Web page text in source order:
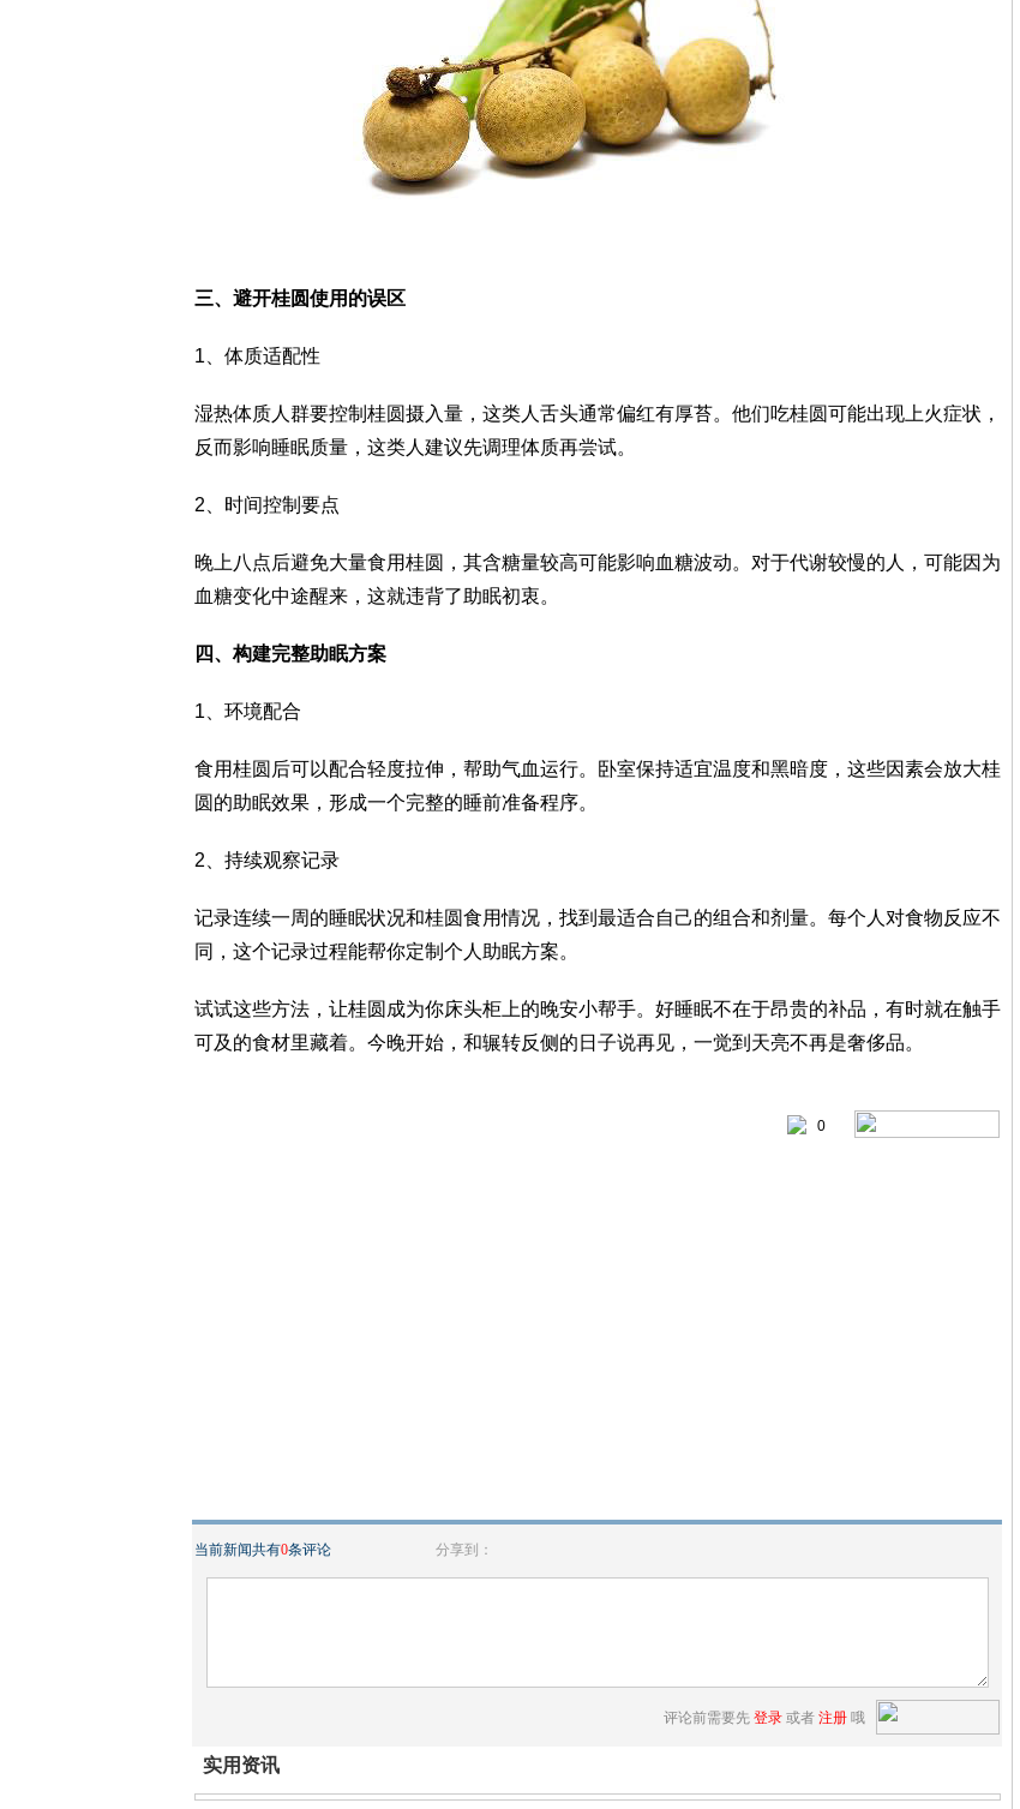
三、避开桂圆使用的误区
1、体质适配性
湿热体质人群要控制桂圆摄入量，这类人舌头通常偏红有厚苔。他们吃桂圆可能出现上火症状，
反而影响睡眠质量，这类人建议先调理体质再尝试。
2、时间控制要点
晚上八点后避免大量食用桂圆，其含糖量较高可能影响血糖波动。对于代谢较慢的人，可能因为
血糖变化中途醒来，这就违背了助眠初衷。
四、构建完整助眠方案
1、环境配合
食用桂圆后可以配合轻度拉伸，帮助气血运行。卧室保持适宜温度和黑暗度，这些因素会放大桂
圆的助眠效果，形成一个完整的睡前准备程序。
2、持续观察记录
记录连续一周的睡眠状况和桂圆食用情况，找到最适合自己的组合和剂量。每个人对食物反应不
同，这个记录过程能帮你定制个人助眠方案。
试试这些方法，让桂圆成为你床头柜上的晚安小帮手。好睡眠不在于昂贵的补品，有时就在触手
可及的食材里藏着。今晚开始，和辗转反侧的日子说再见，一觉到天亮不再是奢侈品。
0
当前新闻共有0条评论 分享到：
评论前需要先 登录 或者 注册 哦
实用资讯